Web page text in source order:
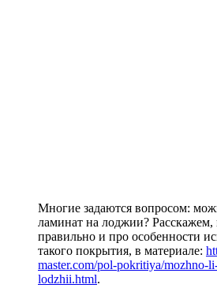
Многие задаются вопросом:
ламинат на лоджии? Расскажем,
правильно и про особенности
такого покрытия, в материале:
master.com/pol-pokritiya/mozhno-
lodzhii.html.